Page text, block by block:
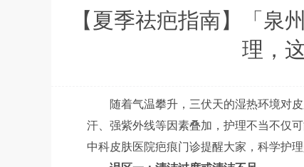
【夏季祛疤指南】「泉
理，
随着气温攀升，三伏天的湿热环境对
汗、强紫外线等因素叠加，护理不当不仅
中科皮肤医院疤痕门诊提醒大家，科学护